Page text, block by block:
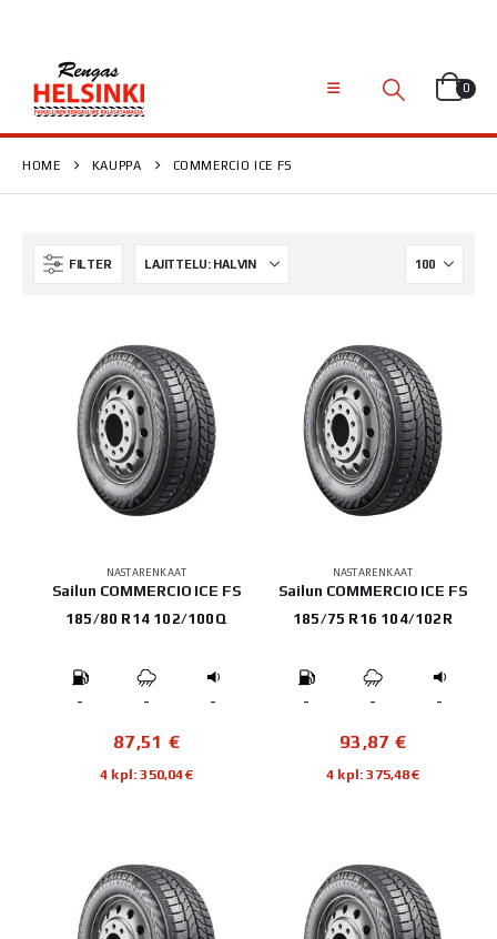
0
HOME KAUPPA COMMERCIO ICE FS
FILTER
NASTARENKAAT
Sailun COMMERCIO ICE FS
185/80 R14 102/100Q
- - -
87,51 €
4 kpl: 350,04€
NASTARENKAAT
Sailun COMMERCIO ICE FS
185/75 R16 104/102R
- - -
93,87 €
4 kpl: 375,48€